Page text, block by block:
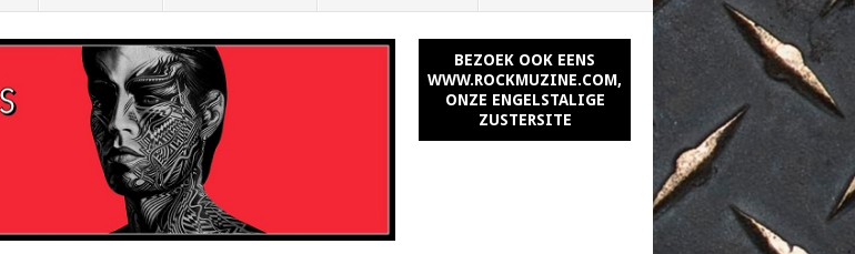
BEZOEK OOK EENS
WWW.ROCKMUZINE.COM,
ONZE ENGELSTALIGE
ZUSTERSITE